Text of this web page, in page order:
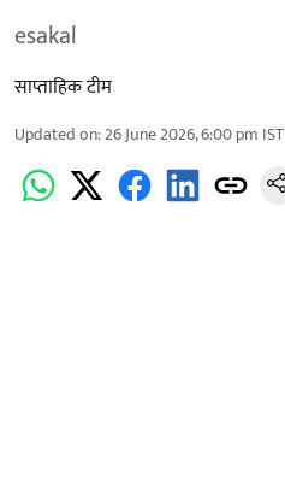
esakal
साप्ताहिक टीम
Updated on:26 June 2026, 6:00 pm IST